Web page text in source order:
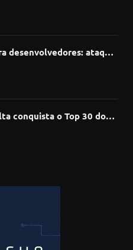
desenvolvedores: ataque
conquista o Top 30 do